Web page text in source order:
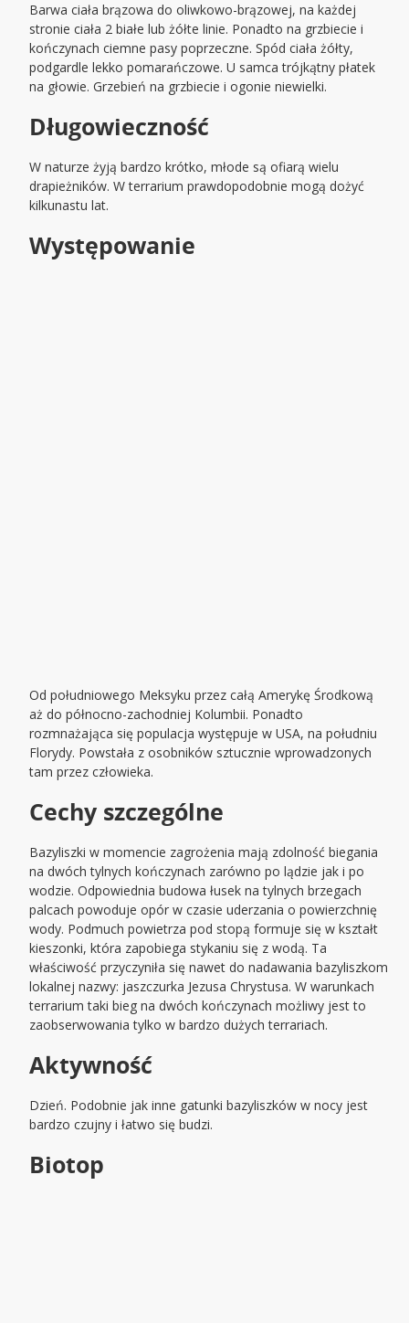
Barwa ciała brązowa do oliwkowo-brązowej, na każdej
stronie ciała 2 białe lub żółte linie. Ponadto na grzbiecie i
kończynach ciemne pasy poprzeczne. Spód ciała żółty,
podgardle lekko pomarańczowe. U samca trójkątny płatek
na głowie. Grzebień na grzbiecie i ogonie niewielki.
Długowieczność
W naturze żyją bardzo krótko, młode są ofiarą wielu
drapieżników. W terrarium prawdopodobnie mogą dożyć
kilkunastu lat.
Występowanie
Od południowego Meksyku przez całą Amerykę Środkową
aż do północno-zachodniej Kolumbii. Ponadto
rozmnażająca się populacja występuje w USA, na południu
Florydy. Powstała z osobników sztucznie wprowadzonych
tam przez człowieka.
Cechy szczególne
Bazyliszki w momencie zagrożenia mają zdolność biegania
na dwóch tylnych kończynach zarówno po lądzie jak i po
wodzie. Odpowiednia budowa łusek na tylnych brzegach
palcach powoduje opór w czasie uderzania o powierzchnię
wody. Podmuch powietrza pod stopą formuje się w kształt
kieszonki, która zapobiega stykaniu się z wodą. Ta
właściwość przyczyniła się nawet do nadawania bazyliszkom
lokalnej nazwy: jaszczurka Jezusa Chrystusa. W warunkach
terrarium taki bieg na dwóch kończynach możliwy jest to
zaobserwowania tylko w bardzo dużych terrariach.
Aktywność
Dzień. Podobnie jak inne gatunki bazyliszków w nocy jest
bardzo czujny i łatwo się budzi.
Biotop